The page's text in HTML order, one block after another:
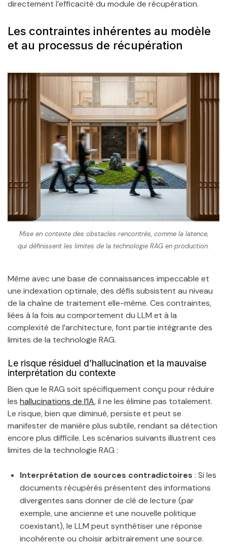
directement l’efficacité du module de récupération.
Les contraintes inhérentes au modèle
et au processus de récupération
Mise en contexte des obstacles rencontrés, comme la latence,
qui définissent les limites de la technologie RAG en production.
Même avec une base de connaissances impeccable et
une indexation optimale, des défis subsistent au niveau
de la chaîne de traitement elle-même. Ces contraintes,
liées à la fois au comportement du LLM et à la
complexité de l’architecture, font partie intégrante des
limites de la technologie RAG.
Le risque résiduel d’hallucination et la mauvaise
interprétation du contexte
Bien que le RAG soit spécifiquement conçu pour réduire
les hallucinations de l’IA, il ne les élimine pas totalement.
Le risque, bien que diminué, persiste et peut se
manifester de manière plus subtile, rendant sa détection
encore plus difficile. Les scénarios suivants illustrent ces
limites de la technologie RAG :
Interprétation de sources contradictoires : Si les
documents récupérés présentent des informations
divergentes sans donner de clé de lecture (par
exemple, une ancienne et une nouvelle politique
coexistant), le LLM peut synthétiser une réponse
incohérente ou choisir arbitrairement une source.